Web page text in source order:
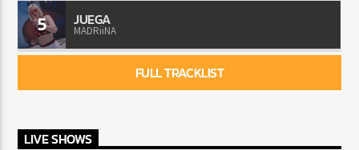
5 JUEGA
MADRiiNA
FULL TRACKLIST
LIVE SHOWS